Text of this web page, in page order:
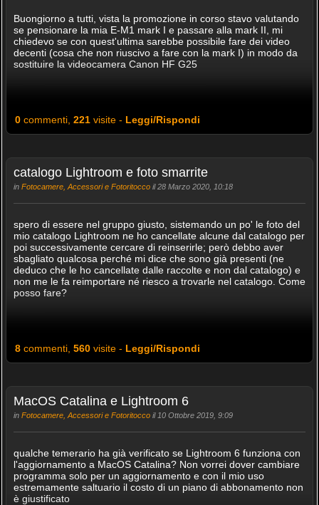
Buongiorno a tutti, vista la promozione in corso stavo valutando
se pensionare la mia E-M1 mark I e passare alla mark II, mi
chiedevo se con quest'ultima sarebbe possibile fare dei video
decenti (cosa che non riuscivo a fare con la mark I) in modo da
sostituire la videocamera Canon HF G25
0commenti, 221visite - Leggi/Rispondi
catalogo Lightroom e foto smarrite
in Fotocamere, Accessori e Fotoritoccoil 28 Marzo 2020, 10:18
spero di essere nel gruppo giusto, sistemando un po' le foto del
mio catalogo Lightroom ne ho cancellate alcune dal catalogo per
poi successivamente cercare di reinserirle; però debbo aver
sbagliato qualcosa perché mi dice che sono già presenti (ne
deduco che le ho cancellate dalle raccolte e non dal catalogo) e
non me le fa reimportare né riesco a trovarle nel catalogo. Come
posso fare?
8commenti, 560visite - Leggi/Rispondi
MacOS Catalina e Lightroom 6
in Fotocamere, Accessori e Fotoritoccoil 10 Ottobre 2019, 9:09
qualche temerario ha già verificato se Lightroom 6 funziona con
l'aggiornamento a MacOS Catalina? Non vorrei dover cambiare
programma solo per un aggiornamento e con il mio uso
estremamente saltuario il costo di un piano di abbonamento non
è giustificato